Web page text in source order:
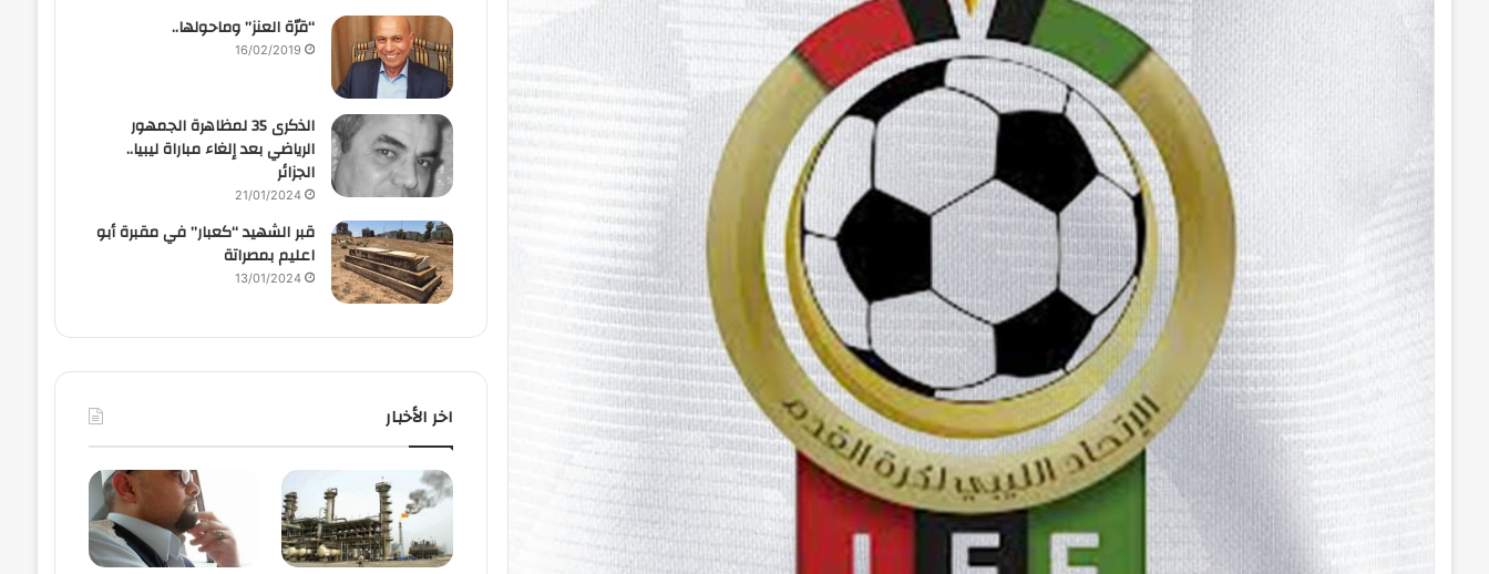
“قرّة العنز” وماحولها..
16/02/2019
الذكرى 35 لمظاهرة الجمهور
الرياضي بعد إلغاء مباراة ليبيا..
الجزائر
21/01/2024
قبر الشهيد “كعبار” في مقبرة أبو
اعليم بمصراتة
13/01/2024
اخر الأخبار